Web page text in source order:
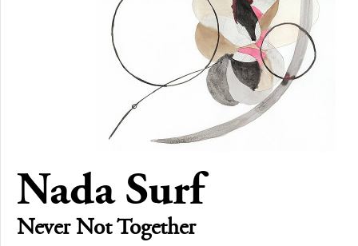
Nada Surf
Never Not Together